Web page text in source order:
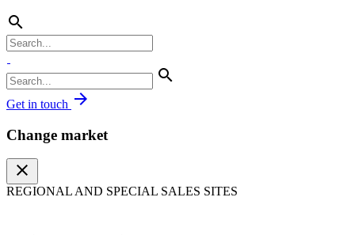
search
search
Get in touch arrow_forward
Change market
close
REGIONAL AND SPECIAL SALES SITES